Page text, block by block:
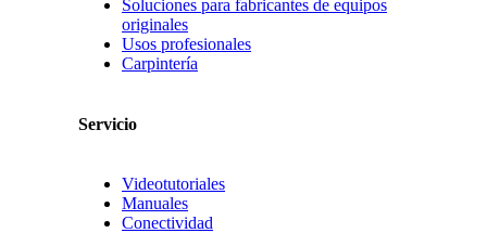
Soluciones para fabricantes de equipos
originales
Usos profesionales
Carpintería
Servicio
Videotutoriales
Manuales
Conectividad